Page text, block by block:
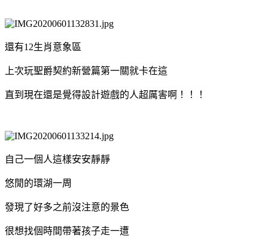
還有12生肖意象區
上次玩聖爵契約新營篇第一關就卡在這
直到現在還是覺得設計遊戲的人超厲害啊！！！
自己一個人這樣安安靜靜
悠閒的環湖一周
發現了好多之前沒注意的景色
很想找個時間帶著孩子走一遭